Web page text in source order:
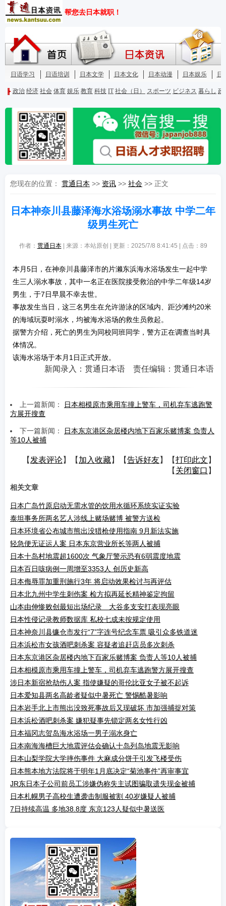
您现在的位置： 贯通日本 >> 资讯 >> 社会 >> 正文
日本神奈川县藤泽海水浴场溺水事故 中学二年
级男生死亡
作者： 贯通日本| 来源：本站原创 | 更新：2025/7/8 8:41:45 | 点击： 89
本月5日，在神奈川县藤泽市的片濑东浜海水浴场发生一起中学
生三人溺水事故，其中一名正在医院接受救治的中学二年级14岁
男生，于7日早晨不幸去世。
事故发生当日，这三名男生在允许游泳的区域内、距沙滩约20米
的海域玩耍时溺水，均被海水浴场的救生员救起。
据警方介绍，死亡的男生为同校同班同学，警方正在调查当时具
体情况。
该海水浴场于本月1日正式开放。
新闻录入：贯通日本语 责任编辑：贯通日本语
上一篇新闻：
日本相模原市乘用车撞上警车，司机弃车逃跑警
方展开搜查
下一篇新闻：
日本东京港区杂居楼内地下百家乐赌博案 负责人
等10人被捕
【 发表评论】【 加入收藏】【告诉好友】【打印此文 】
【 关闭窗口 】
相关文章
日本广岛竹原启动无需水管的饮用水循环系统实证实验
泰坦事务所两名艺人涉线上赌场赌博 被警方送检
日本环境省公布城市熊出没猎枪使用指南 9月新法实施
轻急便无证运人案 日本东京营业所长等两人被捕
日本十岛村地震超1600次 气象厅警示恐有6弱震度地震
日本百日咳病例一周增至3353人 创历史新高
日本侮辱罪加重刑施行3年 将启动效果检讨与再评估
日本北九州中学生刺伤案 检方拟再延长精神鉴定拘留
山本由伸惨败创最短出场纪录 大谷多支安打表现亮眼
日本性侵记录教师数据库 私校七成未按规定使用
日本神奈川县镰仓市发行“7”字连号纪念车票 吸引众多铁道迷
日本浜松市女孩酒吧刺杀案 容疑者追赶店员多次刺杀
日本东京港区杂居楼内地下百家乐赌博案 负责人等10人被捕
日本相模原市乘用车撞上警车，司机弃车逃跑警方展开搜查
涉日本新宿抢劫伤人案 指使嫌疑的哥伦比亚女子被不起诉
日本爱知县两名高龄者疑似中暑死亡 警惕酷暑影响
日本岩手北上市熊出没致死事故后又现破坏 市加强捕捉对策
日本浜松酒吧刺杀案 嫌犯疑事先锁定两名女性行凶
日本福冈志贺岛海水浴场一男子溺水身亡
日本南海海槽巨大地震评估会确认十岛列岛地震无影响
日本山梨学院大学摔伤事件 大麻成分饼干引发飞楼受伤
日本熊本地方法院将于明年1月底决定“菊池事件”再审事宜
JR东日本子公司前员工涉嫌伪称失主试图骗取遗失现金被捕
日本札幌男子高校生遭袭击制服被割 40岁嫌疑人被捕
7日持续高温 多地38.8度 东京123人疑似中暑送医